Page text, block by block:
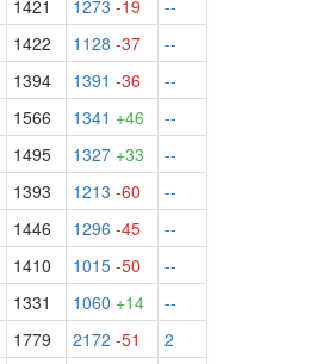
1421 1273 -19
--
1422 1128 -37
--
1394 1391 -36
--
1566 1341 +46
--
1495 1327 +33
--
1393 1213 -60
--
1446 1296 -45
--
1410 1015 -50
--
1331 1060 +14
--
1779 2172 -51 2